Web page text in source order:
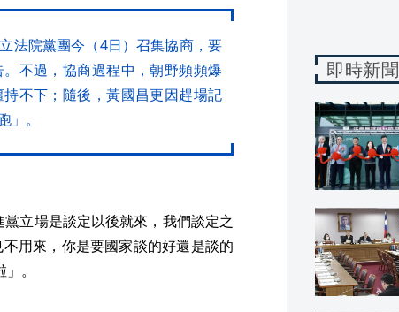
法院黨團今（4日）召集協商，要
不過，協商過程中，朝野頻頻爆
不下；隨後，黃國昌更因趕場記
。
立場是談定以後就來，我們談定之
用來，你是要國家談的好還是談的
。
即時新聞